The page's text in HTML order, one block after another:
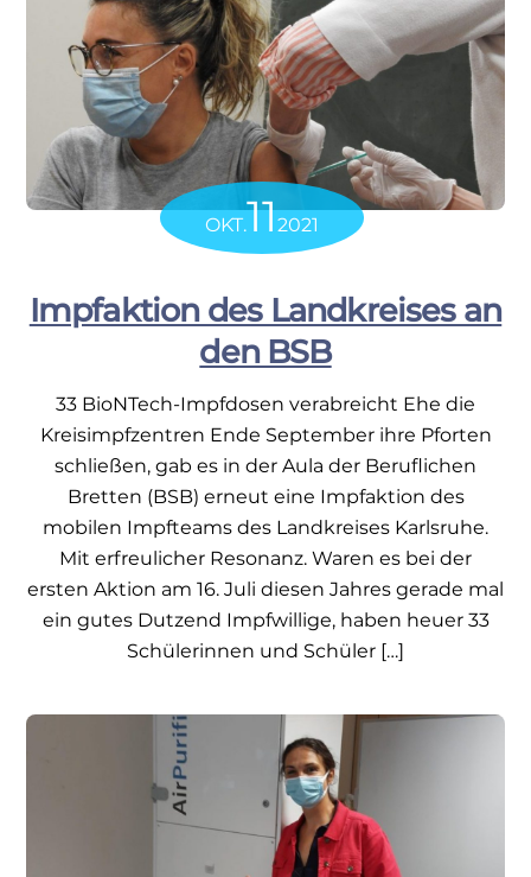
OKT.112021
Impfaktion des Landkreises an
den BSB
33 BioNTech-Impfdosen verabreicht Ehe die
Kreisimpfzentren Ende September ihre Pforten
schließen, gab es in der Aula der Beruflichen
Bretten (BSB) erneut eine Impfaktion des
mobilen Impfteams des Landkreises Karlsruhe.
Mit erfreulicher Resonanz. Waren es bei der
ersten Aktion am 16. Juli diesen Jahres gerade mal
ein gutes Dutzend Impfwillige, haben heuer 33
Schülerinnen und Schüler […]